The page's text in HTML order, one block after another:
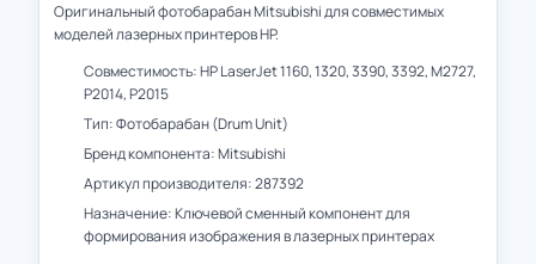
Оригинальный фотобарабан Mitsubishi для совместимых
моделей лазерных принтеров HP.
Совместимость: HP LaserJet 1160, 1320, 3390, 3392, M2727,
P2014, P2015
Тип: Фотобарабан (Drum Unit)
Бренд компонента: Mitsubishi
Артикул производителя: 287392
Назначение: Ключевой сменный компонент для
формирования изображения в лазерных принтерах